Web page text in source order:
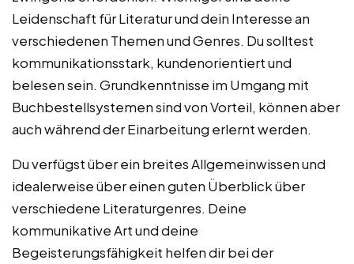
Leidenschaft für Literatur und dein Interesse an
verschiedenen Themen und Genres. Du solltest
kommunikationsstark, kundenorientiert und
belesen sein. Grundkenntnisse im Umgang mit
Buchbestellsystemen sind von Vorteil, können aber
auch während der Einarbeitung erlernt werden.
Du verfügst über ein breites Allgemeinwissen und
idealerweise über einen guten Überblick über
verschiedene Literaturgenres. Deine
kommunikative Art und deine
Begeisterungsfähigkeit helfen dir bei der